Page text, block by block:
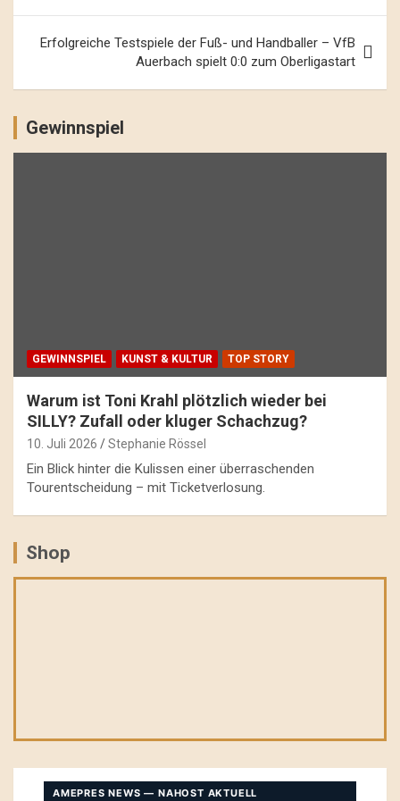
Erfolgreiche Testspiele der Fuß- und Handballer – VfB
Auerbach spielt 0:0 zum Oberligastart
Gewinnspiel
GEWINNSPIEL KUNST & KULTUR TOP STORY
Warum ist Toni Krahl plötzlich wieder bei
SILLY? Zufall oder kluger Schachzug?
10. Juli 2026 Stephanie Rössel
Ein Blick hinter die Kulissen einer überraschenden
Tourentscheidung – mit Ticketverlosung.
Shop